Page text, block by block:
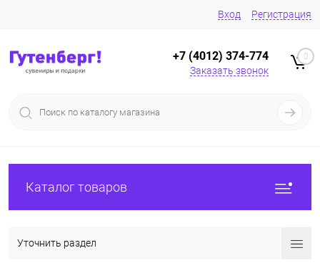
Вход Регистрация
+7 (4012) 374-774
Заказать звонок
0
Каталог товаров
Уточнить раздел